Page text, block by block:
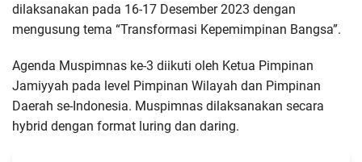
dilaksanakan pada 16-17 Desember 2023 dengan
mengusung tema “Transformasi Kepemimpinan Bangsa”.
Agenda Muspimnas ke-3 diikuti oleh Ketua Pimpinan
Jamiyyah pada level Pimpinan Wilayah dan Pimpinan
Daerah se-Indonesia. Muspimnas dilaksanakan secara
hybrid dengan format luring dan daring.